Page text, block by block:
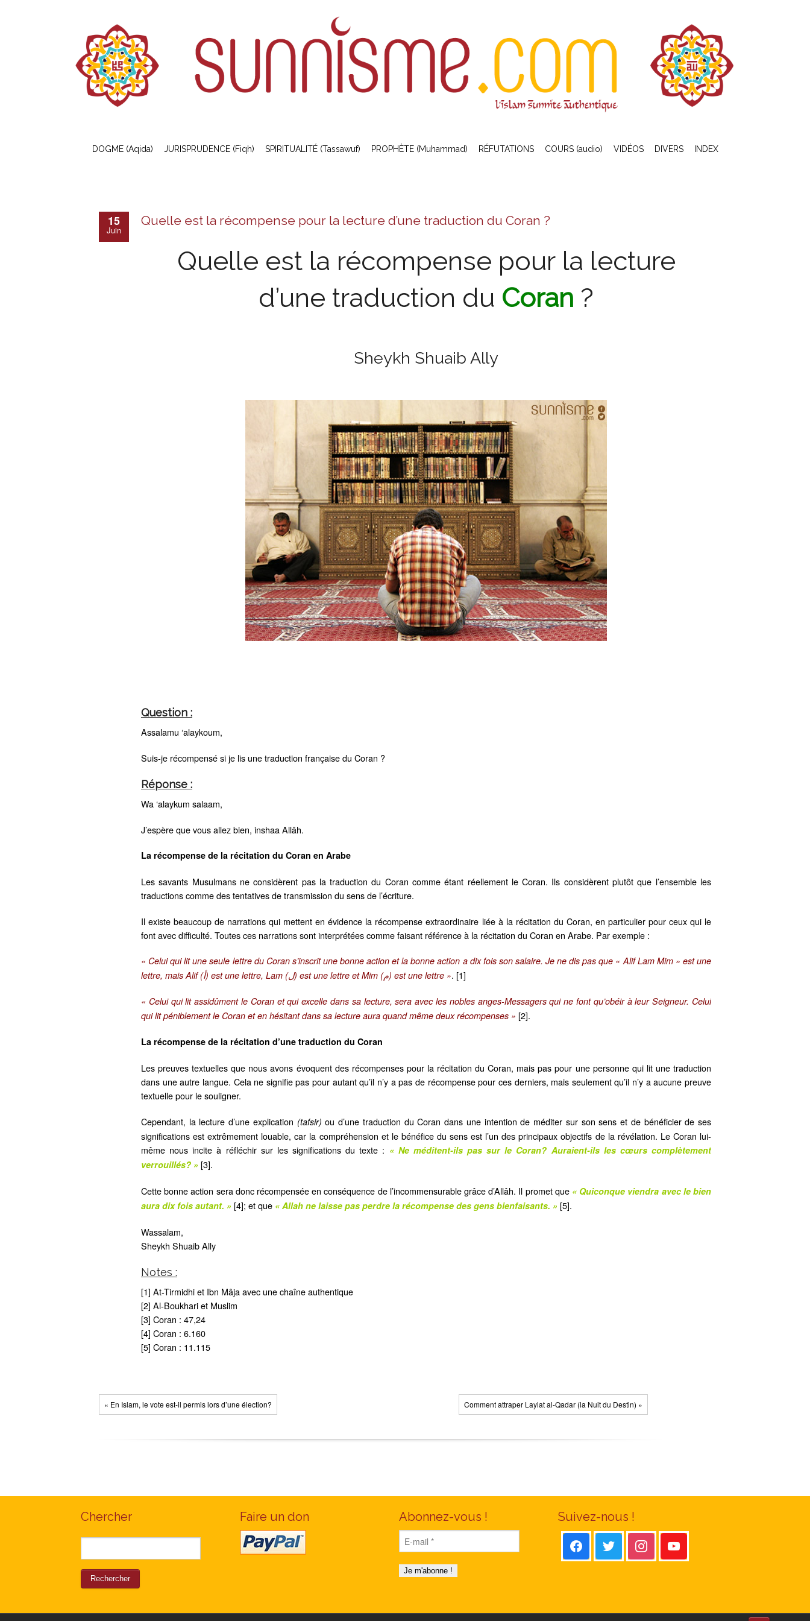
DOGME (Aqida) JURISPRUDENCE (Fiqh) SPIRITUALITÉ (Tassawuf) PROPHÈTE (Muhammad) RÉFUTATIONS COURS (audio) VIDÉOS DIVERS INDEX
15
Juin
Quelle est la récompense pour la lecture d’une traduction du Coran ?
Quelle est la récompense pour la lecture
d’une traduction du Coran ?
Sheykh Shuaib Ally
Question :
Assalamu ‘alaykoum,
Suis-je récompensé si je lis une traduction française du Coran ?
Réponse :
Wa ‘alaykum salaam,
J’espère que vous allez bien, inshaa Allâh.
La récompense de la récitation du Coran en Arabe
Les savants Musulmans ne considèrent pas la traduction du Coran comme étant réellement le Coran. Ils considèrent plutôt que l’ensemble les
traductions comme des tentatives de transmission du sens de l’écriture.
Il existe beaucoup de narrations qui mettent en évidence la récompense extraordinaire liée à la récitation du Coran, en particulier pour ceux qui le
font avec difficulté. Toutes ces narrations sont interprétées comme faisant référence à la récitation du Coran en Arabe. Par exemple :
« Celui qui lit une seule lettre du Coran s’inscrit une bonne action et la bonne action a dix fois son salaire. Je ne dis pas que « Alif Lam Mim » est une
lettre, mais Alif (أ) est une lettre, Lam (ل) est une lettre et Mim (م) est une lettre ». [1]
« Celui qui lit assidûment le Coran et qui excelle dans sa lecture, sera avec les nobles anges-Messagers qui ne font qu’obéir à leur Seigneur. Celui
qui lit péniblement le Coran et en hésitant dans sa lecture aura quand même deux récompenses » [2].
La récompense de la récitation d’une traduction du Coran
Les preuves textuelles que nous avons évoquent des récompenses pour la récitation du Coran, mais pas pour une personne qui lit une traduction
dans une autre langue. Cela ne signifie pas pour autant qu’il n’y a pas de récompense pour ces derniers, mais seulement qu’il n’y a aucune preuve
textuelle pour le souligner.
Cependant, la lecture d’une explication (tafsir) ou d’une traduction du Coran dans une intention de méditer sur son sens et de bénéficier de ses
significations est extrêmement louable, car la compréhension et le bénéfice du sens est l’un des principaux objectifs de la révélation. Le Coran lui-
même nous incite à réfléchir sur les significations du texte : « Ne méditent-ils pas sur le Coran? Auraient-ils les cœurs complètement
verrouillés? » [3].
Cette bonne action sera donc récompensée en conséquence de l’incommensurable grâce d’Allâh. Il promet que « Quiconque viendra avec le bien
aura dix fois autant. » [4]; et que « Allah ne laisse pas perdre la récompense des gens bienfaisants. » [5].
Wassalam,
Sheykh Shuaib Ally
Notes :
[1] At-Tirmidhi et Ibn Mâja avec une chaîne authentique
[2] Al-Boukhari et Muslim
[3] Coran : 47,24
[4] Coran : 6.160
[5] Coran : 11.115
« En Islam, le vote est-il permis lors d’une élection? Comment attraper Laylat al-Qadar (la Nuit du Destin) »
Chercher Faire un don Abonnez-vous ! Suivez-nous !